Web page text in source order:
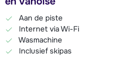
Aan de piste
Internet via Wi-Fi
Wasmachine
Inclusief skipas